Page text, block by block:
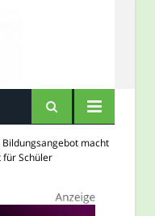
Bildungsangebot macht
Schüler